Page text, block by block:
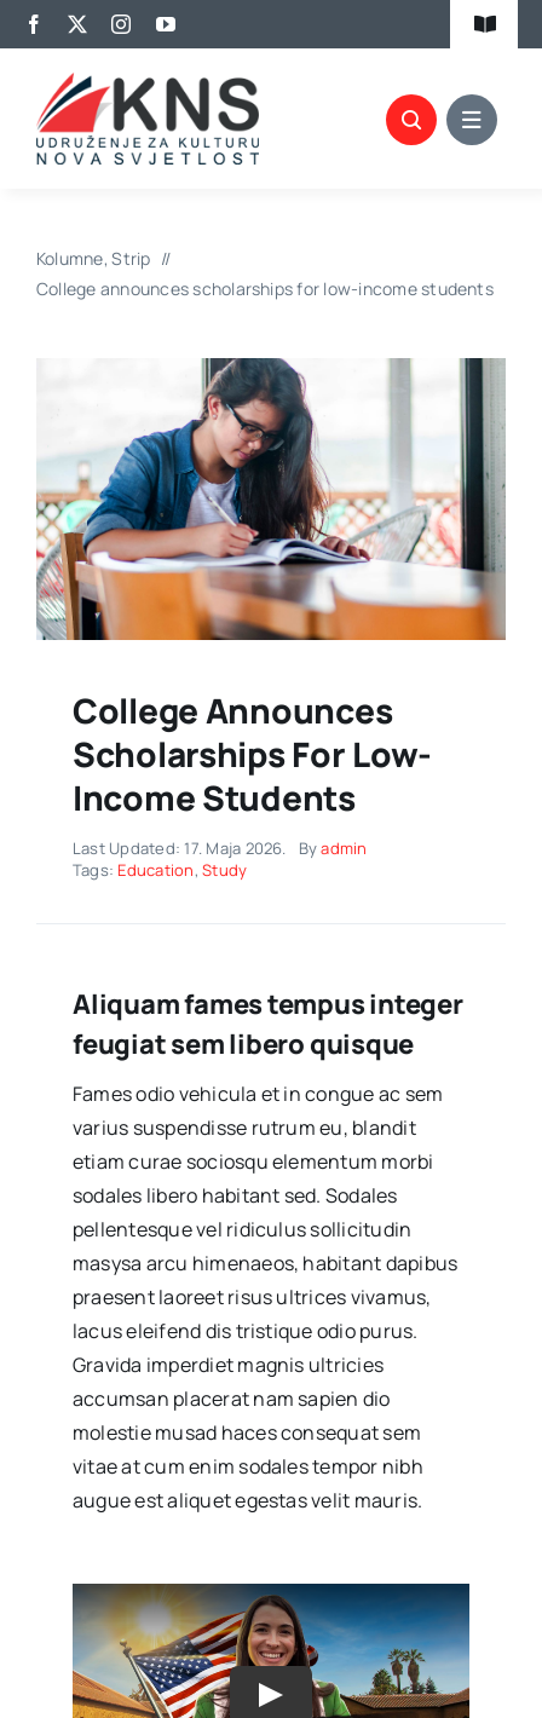
Skip
to
content
Toggle
Kalendar aktivnosti
Članovi KNS-a
Biblioteka
Kolumne Strip
College announces scholarships for low-income students
College Announces
Scholarships For Low-
Income Students
Last Updated: 17. Maja 2026. Byadmin
Tags: Education,Study
Aliquam fames tempus integer
feugiat sem libero quisque
Fames odio vehicula et in congue ac sem
varius suspendisse rutrum eu, blandit
etiam curae sociosqu elementum morbi
sodales libero habitant sed. Sodales
pellentesque vel ridiculus sollicitudin
masysa arcu himenaeos, habitant dapibus
praesent laoreet risus ultrices vivamus,
lacus eleifend dis tristique odio purus.
Gravida imperdiet magnis ultricies
accumsan placerat nam sapien dio
molestie musad haces consequat sem
vitae at cum enim sodales tempor nibh
augue est aliquet egestas velit mauris.
Play